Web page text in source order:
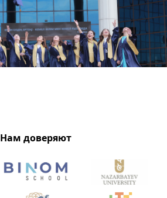
Нам доверяют